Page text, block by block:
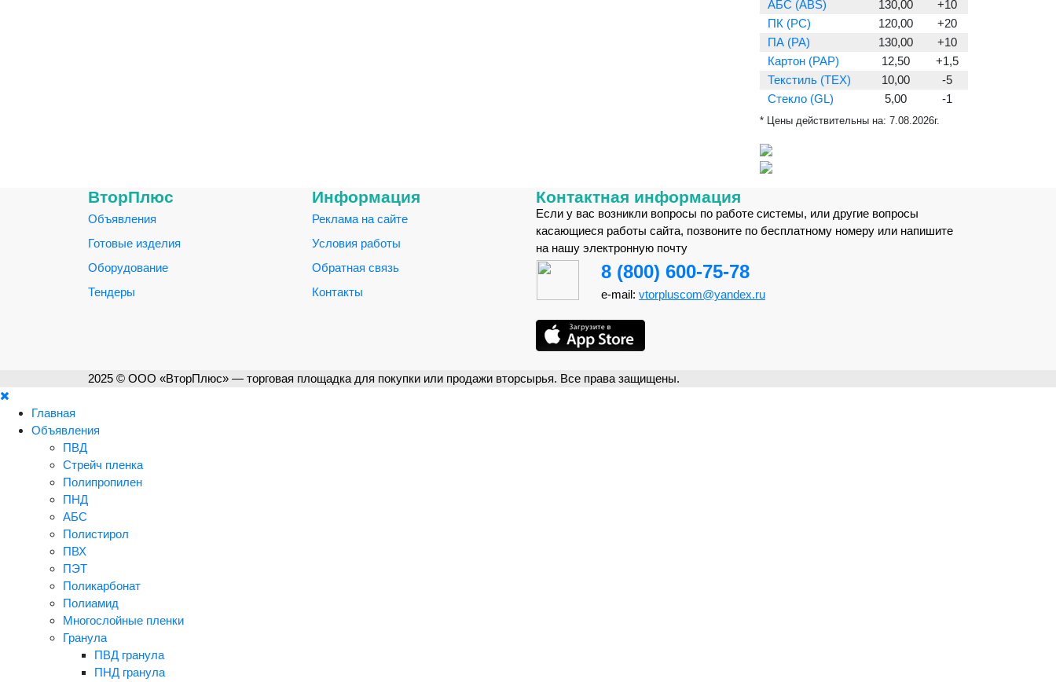
АБС (ABS)
130,00
+10
ПК (PC)
120,00
+20
ПА (PA)
130,00
+10
Картон (PAP)
12,50
+1,5
Текстиль (TEX)
10,00
-5
Стекло (GL)
5,00 -1
* Цены действительны на: 7.08.2026г.
ВторПлюс
Объявления
Готовые изделия
Оборудование
Тендеры
Информация
Реклама на сайте
Условия работы
Обратная связь
Контакты
Контактная информация
Если у вас возникли вопросы по работе системы, или другие вопросы
касающиеся работы сайта, позвоните по бесплатному номеру или напишите
на нашу электронную почту
8 (800) 600-75-78
e-mail: vtorpluscom@yandex.ru
2025 © ООО «ВторПлюс» — торговая площадка для покупки или продажи вторсырья. Все права защищены.
Главная
Объявления
ПВД
Стрейч пленка
Полипропилен
ПНД
АБС
Полистирол
ПВХ
ПЭТ
Поликарбонат
Полиамид
Многослойные пленки
Гранула
ПВД гранула
ПНД гранула